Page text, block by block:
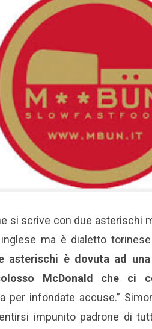
si scrive con due asterischi
ma è dialetto
asterischi è dovuta ad una
McDonald che ci
per infondate accuse.”
impunito padrone di